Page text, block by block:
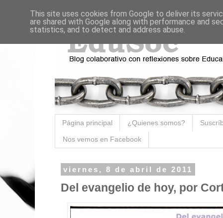
Página principal ¿Quienes somos?
Nos vemos en Facebook
viernes, 8 de abril de 2011
Del evangelio de hoy, por
This site uses cookies from Google to deliver its
are shared with Google along with performance and
statistics, and to detect and address abuse.